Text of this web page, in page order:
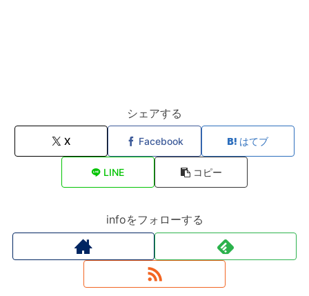
シェアする
X Facebook はてブ
LINE コピー
infoをフォローする